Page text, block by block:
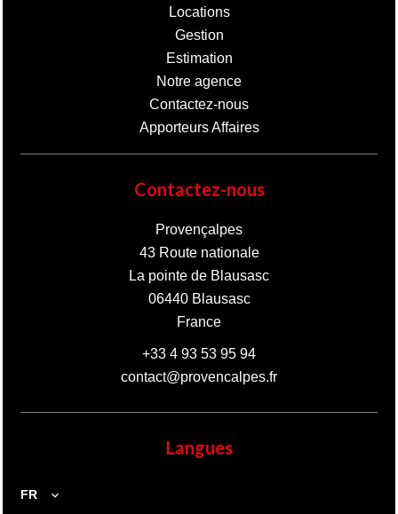
Locations
Gestion
Estimation
Notre agence
Contactez-nous
Apporteurs Affaires
Contactez-nous
Provençalpes
43 Route nationale
La pointe de Blausasc
06440Blausasc
France
+33 4 93 53 95 94
contact@provencalpes.fr
Langues
FR